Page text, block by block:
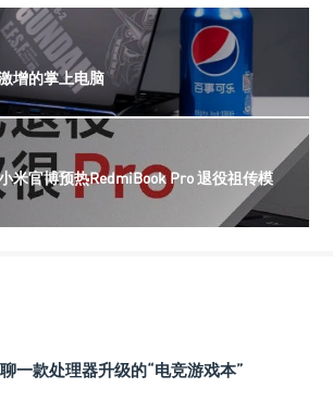
增的掌上电脑
米官博预热RedmiBook Pro 退役祖传模
聊一款处理器升级的“电竞游戏本”